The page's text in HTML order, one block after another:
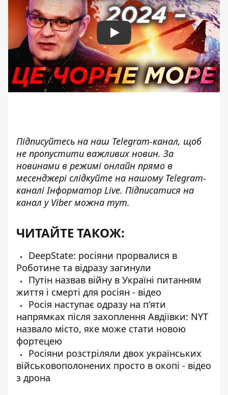
Play
Підписуйтесь на наш Telegram-канал, щоб
не пропустити важливих новин. За
новинами в режимі онлайн прямо в
месенджері слідкуйте на нашому Telegram-
каналіІнформатор Live. Підписатися на
канал у Viber можна тут.
ЧИТАЙТЕ ТАКОЖ:
DeepState: росіяни прорвалися в
Роботине та відразу загинули
Путін назвав війну в Україні питанням
життя і смерті для росіян - відео
Росія наступає одразу на пʼяти
напрямках після захоплення Авдіївки: NYT
назвало місто, яке може стати новою
фортецею
Росіяни розстріляли двох українських
військовополонених просто в окопі - відео
з дрона